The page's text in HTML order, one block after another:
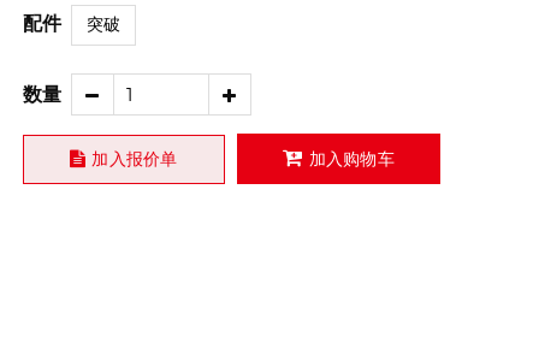
配件 突破
数量
加入报价单 加入购物车